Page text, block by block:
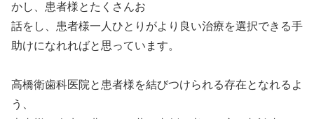
かし、患者様とたくさんお
話をし、患者様一人ひとりがより良い治療を選択できる手
助けになれればと思っています。
高橋衛歯科医院と患者様を結びつけられる存在となれるよ
う、